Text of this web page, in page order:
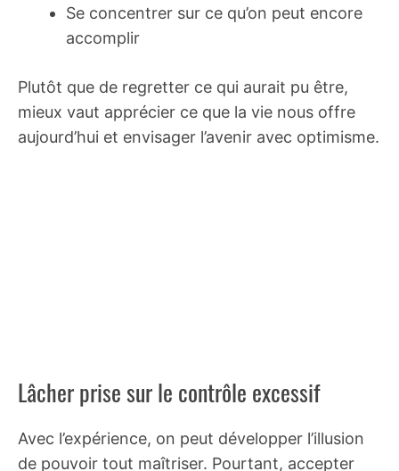
Se concentrer sur ce qu’on peut encore
accomplir
Plutôt que de regretter ce qui aurait pu être,
mieux vaut apprécier ce que la vie nous offre
aujourd’hui et envisager l’avenir avec optimisme.
Lâcher prise sur le contrôle excessif
Avec l’expérience, on peut développer l’illusion
de pouvoir tout maîtriser. Pourtant, accepter